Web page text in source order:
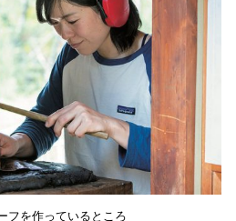
フを作っているところ